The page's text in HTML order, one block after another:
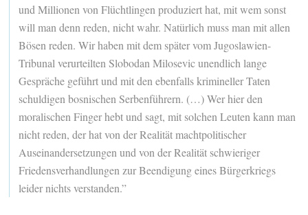
und Millionen von Flüchtlingen produziert hat, mit wem sonst
will man denn reden, nicht wahr. Natürlich muss man mit allen
Bösen reden. Wir haben mit dem später vom Jugoslawien-
Tribunal verurteilten Slobodan Milosevic unendlich lange
Gespräche geführt und mit den ebenfalls krimineller Taten
schuldigen bosnischen Serbenführern. (…) Wer hier den
moralischen Finger hebt und sagt, mit solchen Leuten kann man
nicht reden, der hat von der Realität machtpolitischer
Auseinandersetzungen und von der Realität schwieriger
Friedensverhandlungen zur Beendigung eines Bürgerkriegs
leider nichts verstanden.”